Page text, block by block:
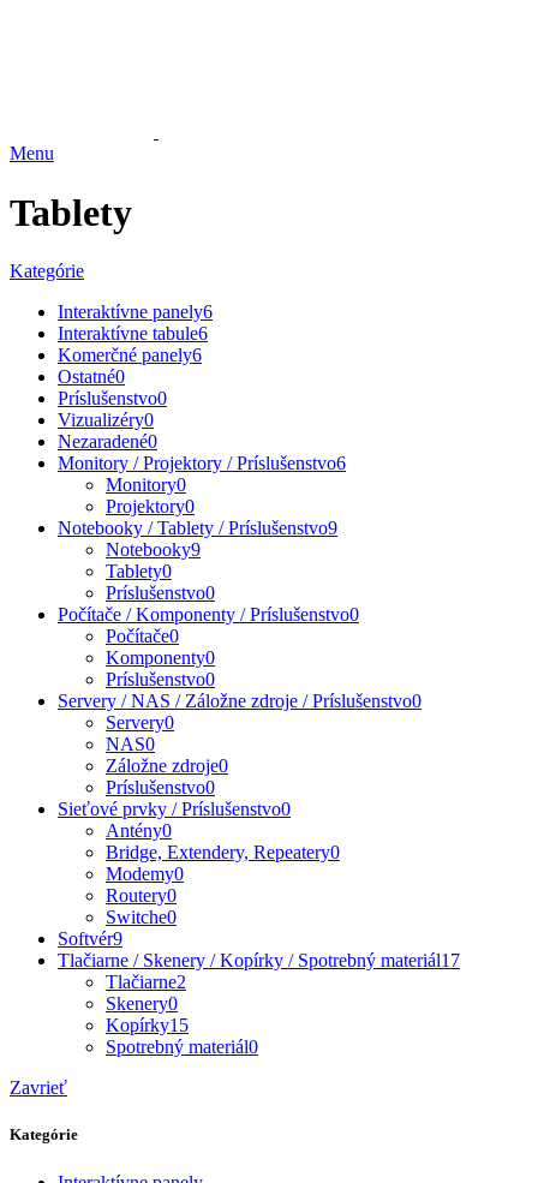
Menu
Tablety
Kategórie
Interaktívne panely6
Interaktívne tabule6
Komerčné panely6
Ostatné0
Príslušenstvo0
Vizualizéry0
Nezaradené0
Monitory / Projektory / Príslušenstvo6
Monitory0
Projektory0
Notebooky / Tablety / Príslušenstvo9
Notebooky9
Tablety0
Príslušenstvo0
Počítače / Komponenty / Príslušenstvo0
Počítače0
Komponenty0
Príslušenstvo0
Servery / NAS / Záložne zdroje / Príslušenstvo0
Servery0
NAS0
Záložne zdroje0
Príslušenstvo0
Sieťové prvky / Príslušenstvo0
Antény0
Bridge, Extendery, Repeatery0
Modemy0
Routery0
Switche0
Softvér9
Tlačiarne / Skenery / Kopírky / Spotrebný materiál17
Tlačiarne2
Skenery0
Kopírky15
Spotrebný materiál0
Zavrieť
Kategórie